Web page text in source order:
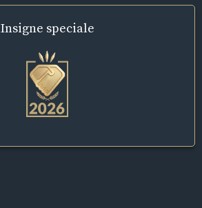
Insigne speciale